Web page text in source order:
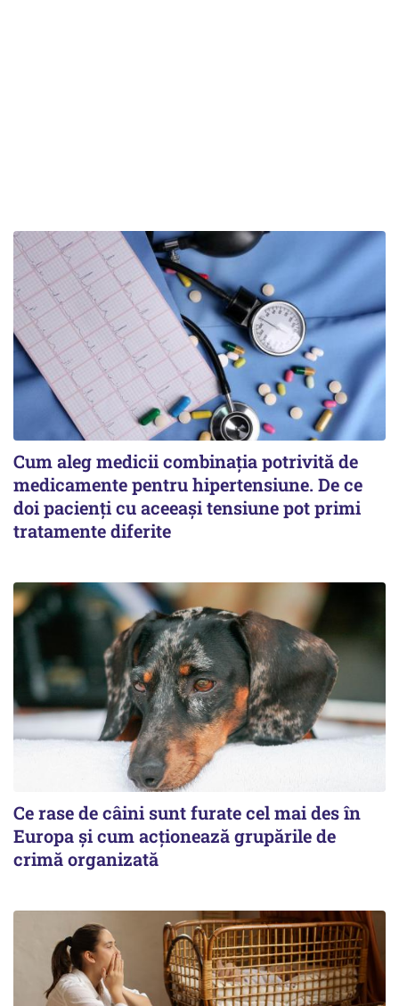
Cum aleg medicii combinația potrivită de
medicamente pentru hipertensiune. De ce
doi pacienți cu aceeași tensiune pot primi
tratamente diferite
Ce rase de câini sunt furate cel mai des în
Europa și cum acționează grupările de
crimă organizată